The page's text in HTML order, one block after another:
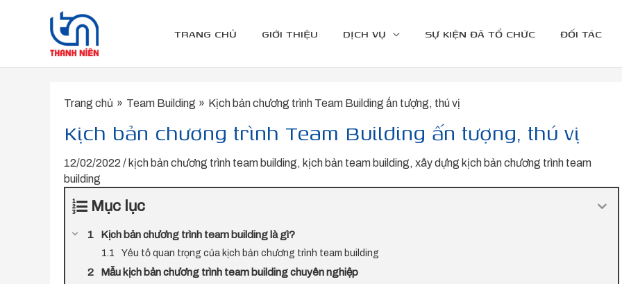
TRANG CHỦ GIỚI THIỆU DỊCH VỤ SỰ KIỆN ĐÃ TỔ CHỨC ĐỐI TÁC
Trang chủ Team Building Kịch bản chương trình Team Building ấn tượng, thú vị
Kịch bản chương trình Team Building ấn tượng, thú vị
12/02/2022 / kịch bản chương trình team building, kịch bản team building, xây dựng kịch bản chương trình team
building
Mục lục
Kịch bản chương trình team building là gì?
Yếu tố quan trọng của kịch bản chương trình team building
Mẫu kịch bản chương trình team building chuyên nghiệp